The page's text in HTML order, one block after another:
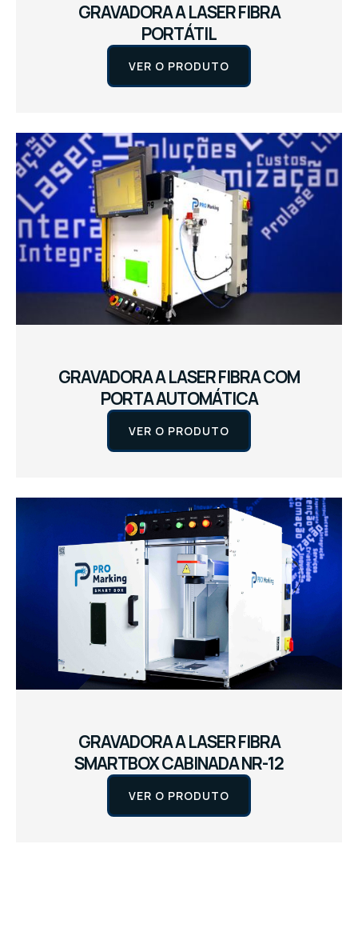
GRAVADORA A LASER FIBRA
PORTÁTIL
VER O PRODUTO
GRAVADORA A LASER FIBRA COM
PORTA AUTOMÁTICA
VER O PRODUTO
GRAVADORA A LASER FIBRA
SMARTBOX CABINADA NR-12
VER O PRODUTO